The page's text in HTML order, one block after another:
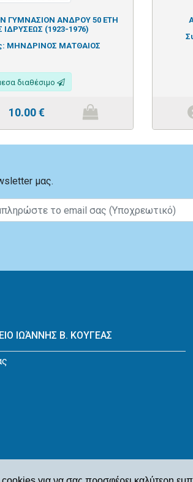
ΓΥΜΝΑΣΙΟΝ ΑΝΔΡΟΥ 50 ΕΤΗ
(1923-1976)
ΜΗΝΔΡΙΝΟΣ ΜΑΤΘΑΙΟΣ
διαθέσιμο
10.00€
μας.
ΙΩΆΝΝΗΣ Β. ΚΟΥΓΕΑΣ